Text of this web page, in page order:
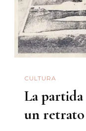
CULTURA
La
un